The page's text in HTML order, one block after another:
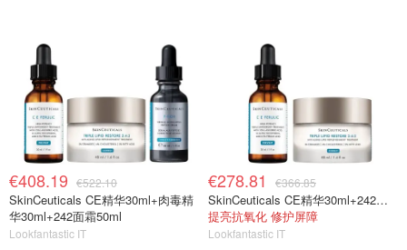
€408.19 €522.10
SkinCeuticals CE精华30ml+肉毒精
华30ml+242面霜50ml
Lookfantastic IT
€278.81 €366.85
SkinCeuticals CE精华30ml+242面霜50ml
提亮抗氧化 修护屏障
Lookfantastic IT